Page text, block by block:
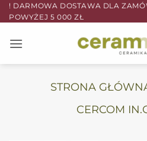
Przewiń
do
! DARMOWA DOSTAWA DLA
POWYŻEJ 5 000 ZŁ
STRONA
CERCOM